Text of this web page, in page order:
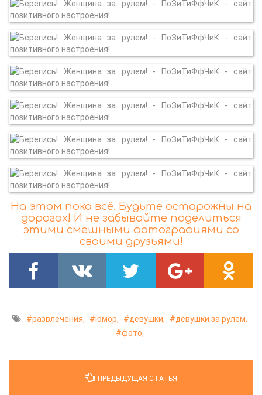
На этом пока всё. Будьте осторожны на
дорогах! И не забывайте поделиться
этими смешными фотографиями со
своими друзьями!
развлечения, юмор, девушки,
девушки за рулем,
фото,
ПРЕДЫДУЩАЯ СТАТЬЯ